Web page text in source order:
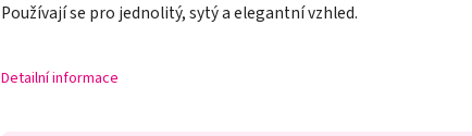
Používají se pro jednolitý, sytý a elegantní vzhled.
Detailní informace